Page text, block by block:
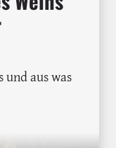
und aus was